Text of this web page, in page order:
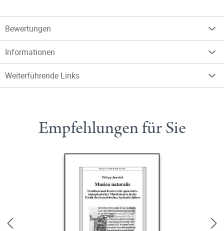
Bewertungen
Informationen
Weiterführende Links
Empfehlungen für Sie